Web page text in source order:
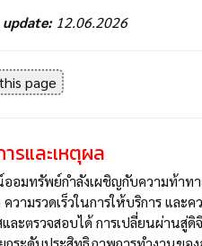
12.06.2026
page
รและเหตุผล
อมทรัพย์กำลังเผชิญกับความท้าท
วามรวดเร็วในการให้บริการ และ
และตรวจสอบได้ การเปลี่ยนผ่านสู่